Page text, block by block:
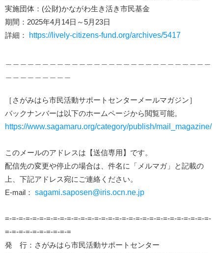
実施団体：(公財)かながわ生き活き市民基金
期間：2025年4月14日～5月23日
詳細：
https://lively-citizens-fund.org/archives/5417
［さがみはら市民活動サポートセンターメールマガジン］
バックナンバーは以下のホームページから閲覧可能。
https://www.sagamaru.org/category/publish/mail_magazine/
このメールのアドレスは【送信専用】です。
配信先の変更や停止の場合は、件名に「メルマガ」と記載の
上、下記アドレス宛にご連絡ください。
E-mail： sagami.saposen@iris.ocn.ne.jp
=-=-=-=-=-=-=-=-=-=-=-=-=-=-=-=-=-=-=-=-=-=-=-=-=-=-=-=-=-=-
=-=-=-=-=-=-=-=-=-=
発 行：さがみはら市民活動サポートセンター